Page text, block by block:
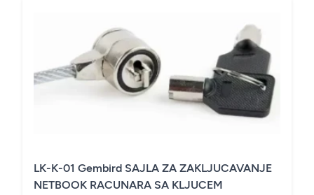
LK-K-01 Gembird SAJLA ZA ZAKLJUCAVANJE
NETBOOK RACUNARA SA KLJUCEM